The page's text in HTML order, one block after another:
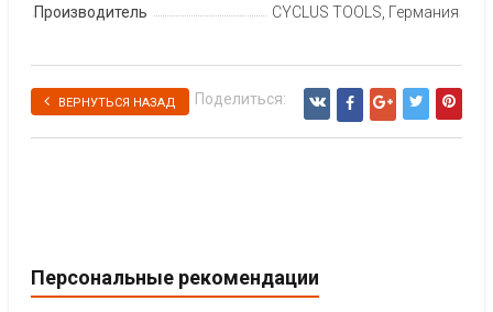
Производитель
CYCLUS TOOLS, Германия
ВЕРНУТЬСЯ НАЗАД Поделиться:
Персональные рекомендации